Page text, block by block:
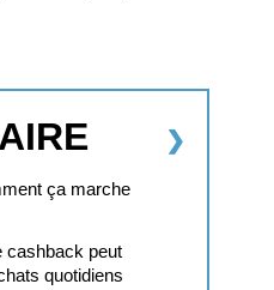
ça marche
cashback peut
quotidiens